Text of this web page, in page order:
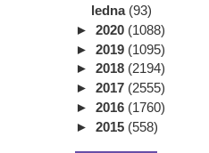
ledna (93)
► 2020 (1088)
► 2019 (1095)
► 2018 (2194)
► 2017 (2555)
► 2016 (1760)
► 2015 (558)